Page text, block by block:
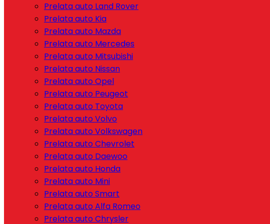
Prelata auto Land Rover
Prelata auto Kia
Prelata auto Mazda
Prelata auto Mercedes
Prelata auto Mitsubishi
Prelata auto Nissan
Prelata auto Opel
Prelata auto Peugeot
Prelata auto Toyota
Prelata auto Volvo
Prelata auto Volkswagen
Prelata auto Chevrolet
Prelata auto Daewoo
Prelata auto Honda
Prelata auto Mini
Prelata auto Smart
Prelata auto Alfa Romeo
Prelata auto Chrysler